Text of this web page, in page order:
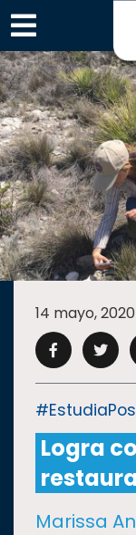
×
SECCIONES
ACADEMIA
CAMPUS UANL
CULTURA
14 mayo, 2020
Logra
Marissa